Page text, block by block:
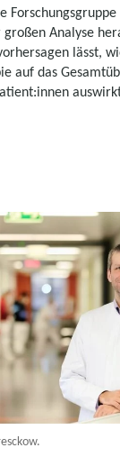
großen Analyse
lässt,
auf das